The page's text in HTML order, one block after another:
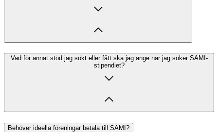
Vad för annat stöd jag sökt eller fått ska jag ange när jag söker SAMI-
stipendiet?
Behöver ideella föreningar betala till SAMI?